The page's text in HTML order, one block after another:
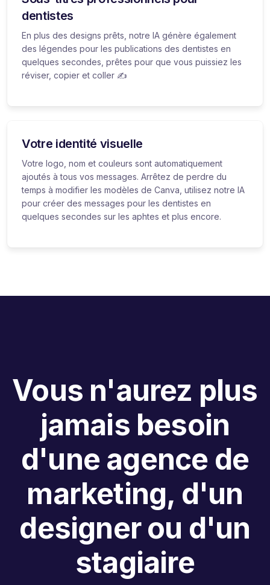
dentistes
En plus des designs prêts, notre IA génère également
des légendes pour les publications des dentistes en
quelques secondes, prêtes pour que vous puissiez les
réviser, copier et coller ✍️
Votre identité visuelle
Votre logo, nom et couleurs sont automatiquement
ajoutés à tous vos messages. Arrêtez de perdre du
temps à modifier les modèles de Canva, utilisez notre IA
pour créer des messages pour les dentistes en
quelques secondes sur les aphtes et plus encore.
Vous n'aurez plus
jamais besoin
d'une agence de
marketing, d'un
designer ou d'un
stagiaire